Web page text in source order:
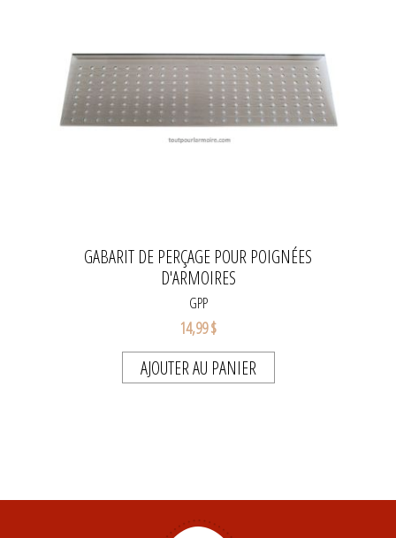
GABARIT DE PERÇAGE POUR POIGNÉES
D'ARMOIRES
GPP
14,99 $
AJOUTER AU PANIER